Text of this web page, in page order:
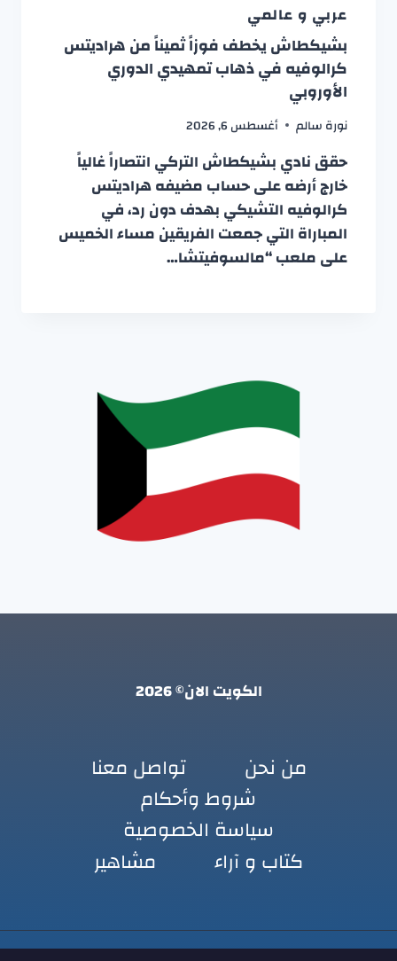
عربي و عالمي
بشيكطاش يخطف فوزاً ثميناً من هراديتس
كرالوفيه في ذهاب تمهيدي الدوري
الأوروبي
نورة سالم أغسطس 6, 2026
حقق نادي بشيكطاش التركي انتصاراً غالياً
خارج أرضه على حساب مضيفه هراديتس
كرالوفيه التشيكي بهدف دون رد، في
المباراة التي جمعت الفريقين مساء الخميس
على ملعب “مالسوفيتشا…
الكويت الان© 2026
من نحن
تواصل معنا
شروط وأحكام
سياسة الخصوصية
كتاب و آراء
مشاهير